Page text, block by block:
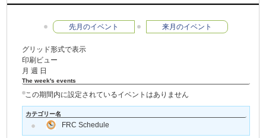
先月のイベント 来月のイベント
グリッド形式で表示
印刷ビュー
月 週 日
The week's events
この期間内に設定されているイベントはありません
カテゴリー名
FRC Schedule